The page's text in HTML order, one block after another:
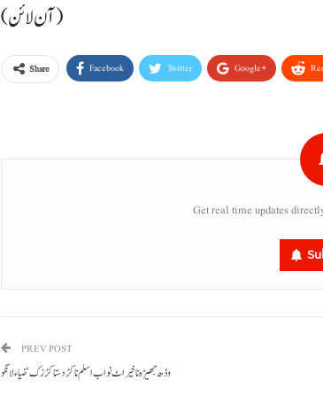
(آن لائن)
Share Facebook Twitter Google+
Get real time updates
PREV POST
وڈھ جھیڑہ نا خیر اٹ نواب اسلم نا کڑد ستا کڑزک‘ ضیاء لانگو